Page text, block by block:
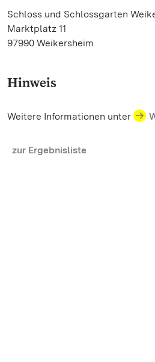
Schloss und Schlossgarten
Marktplatz 11
97990 Weikersheim
Hinweis
Weitere Informationen unter
zur Ergebnisliste